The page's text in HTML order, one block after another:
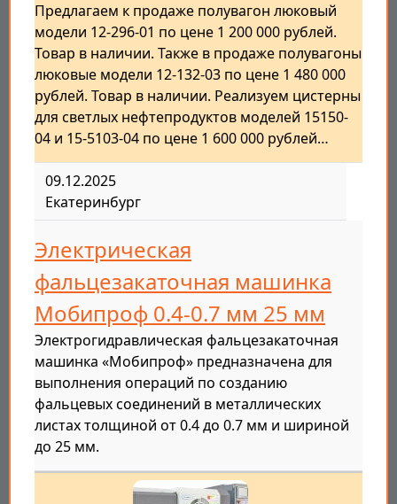
Предлагаем к продаже полувагон люковый
модели 12-296-01 по цене 1 200 000 рублей.
Товар в наличии. Также в продаже полувагоны
люковые модели 12-132-03 по цене 1 480 000
рублей. Товар в наличии. Реализуем цистерны
для светлых нефтепродуктов моделей 15150-
04 и 15-5103-04 по цене 1 600 000 рублей…
09.12.2025
Екатеринбург
Электрическая
фальцезакаточная машинка
Мобипроф 0.4-0.7 мм 25 мм
Электрогидравлическая фальцезакаточная
машинка «Мобипроф» предназначена для
выполнения операций по созданию
фальцевых соединений в металлических
листах толщиной от 0.4 до 0.7 мм и шириной
до 25 мм.